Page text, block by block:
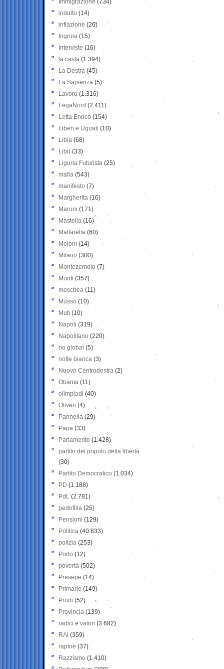
Immigrazione (734)
indulto (14)
inflazione (26)
Ingroia (15)
Interviste (16)
la casta (1.394)
La Destra (45)
La Sapienza (5)
Lavoro (1.316)
LegaNord (2.411)
Letta Enrico (154)
Liberi e Uguali (10)
Libia (68)
Libri (33)
Liguria Futurista (25)
mafia (543)
manifesto (7)
Margherita (16)
Maroni (171)
Mastella (16)
Mattarella (60)
Meloni (14)
Milano (300)
Montezemolo (7)
Monti (357)
moschea (11)
Musso (10)
Muti (10)
Napoli (319)
Napolitano (220)
no global (5)
notte bianca (3)
Nuovo Centrodestra (2)
Obama (11)
olimpiadi (40)
Oliveri (4)
Pannella (29)
Papa (33)
Parlamento (1.428)
partito del popolo della libertà
(30)
Partito Democratico (1.034)
PD (1.188)
PdL (2.781)
pedofilia (25)
Pensioni (129)
Politica (40.833)
polizia (253)
Porto (12)
povertà (502)
Presepe (14)
Primarie (149)
Prodi (52)
Provincia (139)
radici e valori (3.682)
RAI (359)
rapine (37)
Razzismo (1.410)